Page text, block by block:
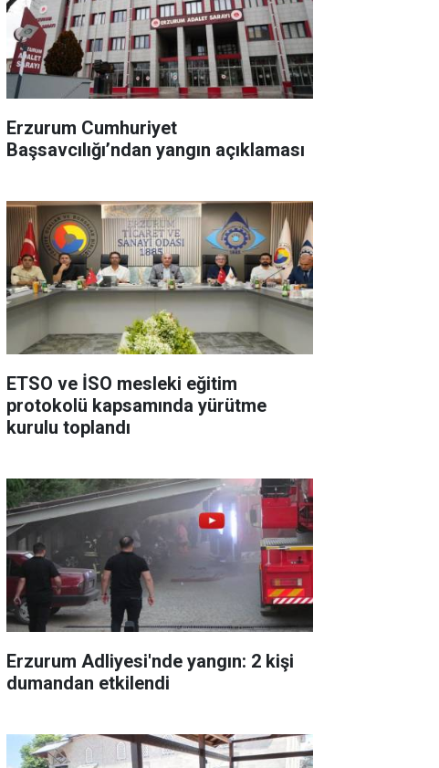
Erzurum Cumhuriyet
Başsavcılığı’ndan yangın açıklaması
ETSO ve İSO mesleki eğitim
protokolü kapsamında yürütme
kurulu toplandı
Erzurum Adliyesi'nde yangın: 2 kişi
dumandan etkilendi